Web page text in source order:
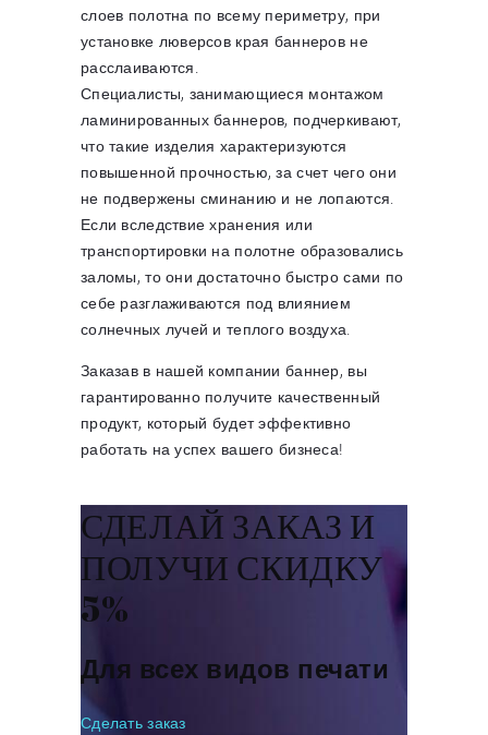
слоев полотна по всему периметру, при
установке люверсов края баннеров не
расслаиваются.
Специалисты, занимающиеся монтажом
ламинированных баннеров, подчеркивают,
что такие изделия характеризуются
повышенной прочностью, за счет чего они
не подвержены сминанию и не лопаются.
Если вследствие хранения или
транспортировки на полотне образовались
заломы, то они достаточно быстро сами по
себе разглаживаются под влиянием
солнечных лучей и теплого воздуха.
Заказав в нашей компании баннер, вы
гарантированно получите качественный
продукт, который будет эффективно
работать на успех вашего бизнеса!
СДЕЛАЙ ЗАКАЗ И
ПОЛУЧИ СКИДКУ
5%
Для всех видов печати
Сделать заказ